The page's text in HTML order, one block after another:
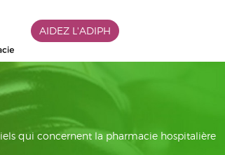
AIDEZ L'ADIPH
qui concernent la pharmacie hospitalière